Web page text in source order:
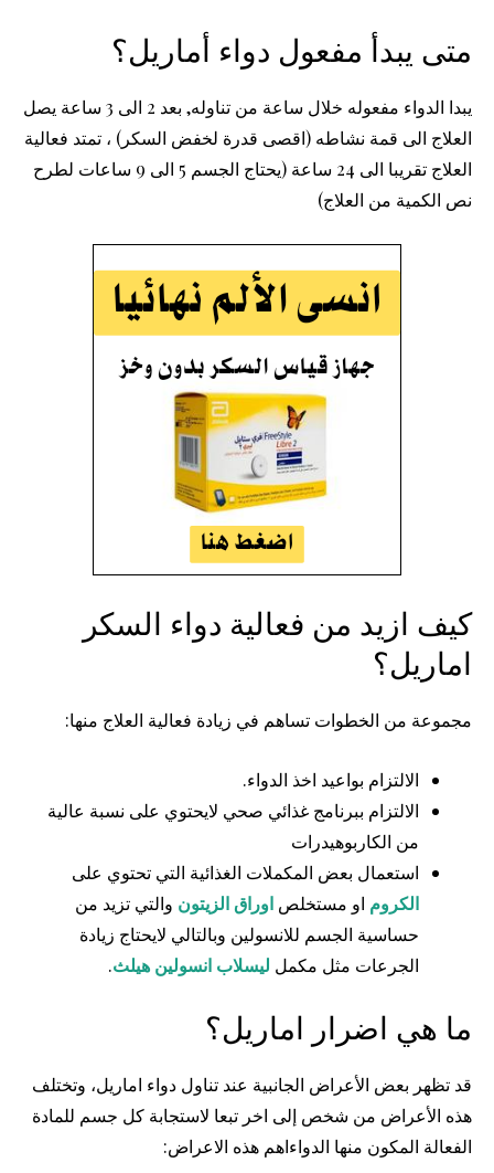
متى يبدأ مفعول دواء أماريل؟
يبدا الدواء مفعوله خلال ساعة من تناوله, بعد 2 الى 3 ساعة يصل
العلاج الى قمة نشاطه (اقصى قدرة لخفض السكر) ، تمتد فعالية
العلاج تقريبا الى 24 ساعة (يحتاج الجسم 5 الى 9 ساعات لطرح
نص الكمية من العلاج)
كيف ازيد من فعالية دواء السكر
اماريل؟
مجموعة من الخطوات تساهم في زيادة فعالية العلاج منها:
الالتزام بواعيد اخذ الدواء.
الالتزام ببرنامج غذائي صحي لايحتوي على نسبة عالية
من الكاربوهيدرات
استعمال بعض المكملات الغذائية التي تحتوي على
الكروم او مستخلص اوراق الزيتون والتي تزيد من
حساسية الجسم للانسولين وبالتالي لايحتاج زيادة
الجرعات مثل مكمل ليسلاب انسولين هيلث.
ما هي اضرار اماريل؟
قد تظهر بعض الأعراض الجانبية عند تناول دواء اماريل، وتختلف
هذه الأعراض من شخص إلى اخر تبعا لاستجابة كل جسم للمادة
الفعالة المكون منها الدواءاهم هذه الاعراض: